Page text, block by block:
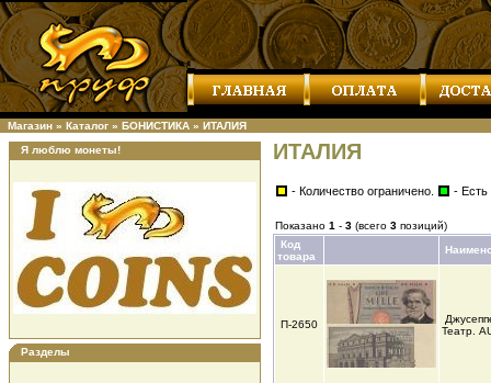
Магазин » Каталог » БОНИСТИКА » ИТАЛИЯ
Я люблю монеты!
Разделы
ИТАЛИЯ
- Количество ограничено. - Есть
Показано 1 - 3 (всего 3 позиций)
Код
товара
П-2650
Театр.